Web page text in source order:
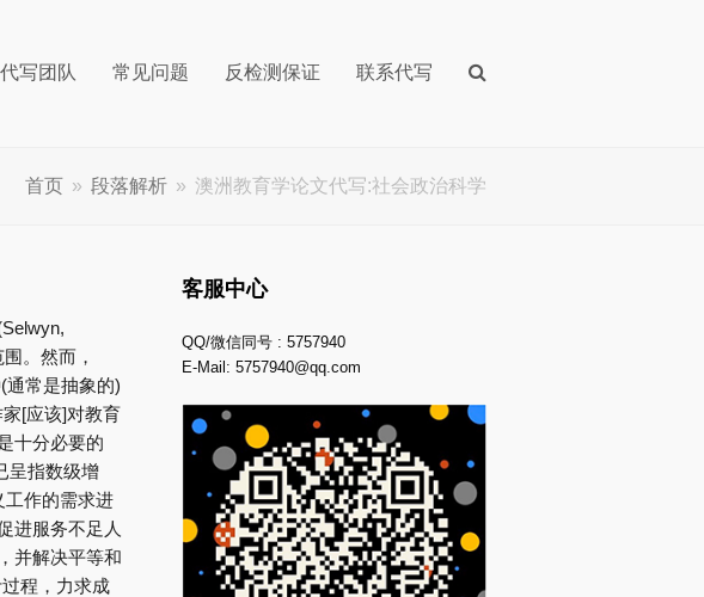
代写团队 常见问题 反检测保证 联系代写
首页 » 段落解析 » 澳洲教育学论文代写:社会政治科学
。然而，
通常是抽象的)
[应该]对教育
十分必要的
呈指数级增
工作的需求进
进服务不足人
并解决平等和
程，力求成
客服中心
QQ/微信同号 : 5757940
E-Mail:5757940@qq.com